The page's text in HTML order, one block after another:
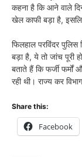
कहना है कि आने वाले
खेल काफी बड़ा है,
फिलहाल परविंदर
बड़ा है, ये तो जांच पूरी
बताते हैं कि फर्जी
रही थी। राज्य कर
Share this:
Facebook